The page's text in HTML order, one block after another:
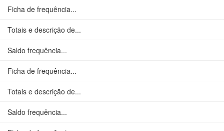
Ficha de frequência...
Totais e descrição de...
Saldo frequência...
Ficha de frequência...
Totais e descrição de...
Saldo frequência...